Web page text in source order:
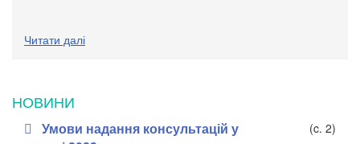
Читати далі
НОВИНИ
Умови надання консультацій у
(c. 2)